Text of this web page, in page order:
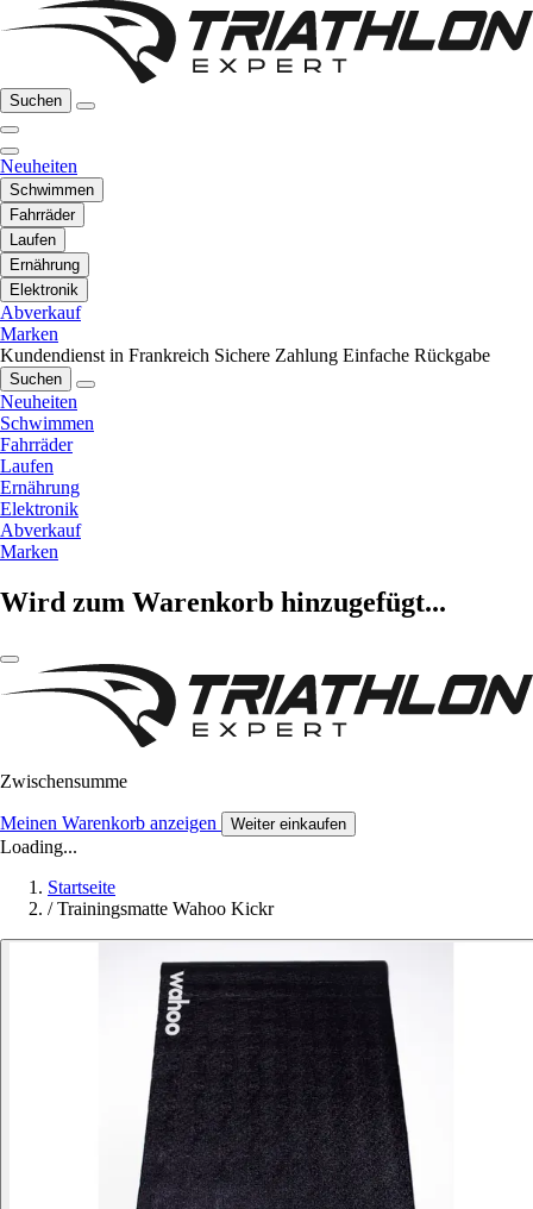
Suchen
Neuheiten
Schwimmen
Fahrräder
Laufen
Ernährung
Elektronik
Abverkauf
Marken
Kundendienst in Frankreich Sichere Zahlung Einfache Rückgabe
Suchen
Neuheiten
Schwimmen
Fahrräder
Laufen
Ernährung
Elektronik
Abverkauf
Marken
Wird zum Warenkorb hinzugefügt...
Zwischensumme
Meinen Warenkorb anzeigen Weiter einkaufen
Loading...
Startseite
/ Trainingsmatte Wahoo Kickr